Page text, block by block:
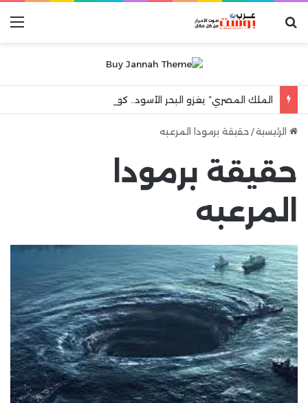
بحث عن
الرئيسية/ حقيقة برمودا المرعبه
حقيقة برمودا
المرعبه